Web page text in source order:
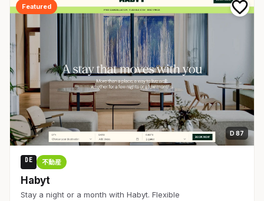
Featured
D 87
DE 不動産
Habyt
Stay a night or a month with Habyt. Flexible